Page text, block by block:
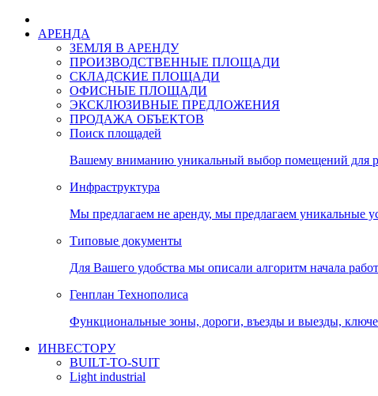
АРЕНДА
ЗЕМЛЯ В АРЕНДУ
ПРОИЗВОДСТВЕННЫЕ ПЛОЩАДИ
СКЛАДСКИЕ ПЛОЩАДИ
ОФИСНЫЕ ПЛОЩАДИ
ЭКСКЛЮЗИВНЫЕ ПРЕДЛОЖЕНИЯ
ПРОДАЖА ОБЪЕКТОВ
Поиск площадей
Вашему вниманию уникальный выбор помещений для
Инфраструктура
Мы предлагаем не аренду, мы предлагаем уникальные
Типовые документы
Для Вашего удобства мы описали алгоритм начала
Генплан Технополиса
Функциональные зоны, дороги, въезды и выезды,
ИНВЕСТОРУ
BUILT-TO-SUIT
Light industrial